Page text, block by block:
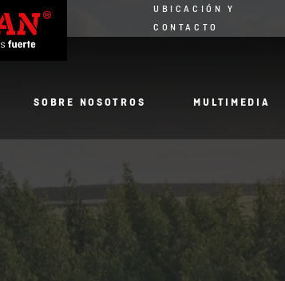
UBICACIÓN Y
CONTACTO
SOBRE NOSOTROS MULTIMEDIA